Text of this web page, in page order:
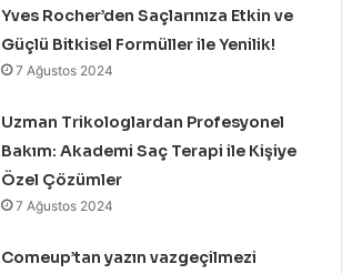
Yves Rocher’den Saçlarınıza Etkin ve
Güçlü Bitkisel Formüller ile Yenilik!
7 Ağustos 2024
Uzman Trikologlardan Profesyonel
Bakım: Akademi Saç Terapi ile Kişiye
Özel Çözümler
7 Ağustos 2024
Comeup’tan yazın vazgeçilmezi